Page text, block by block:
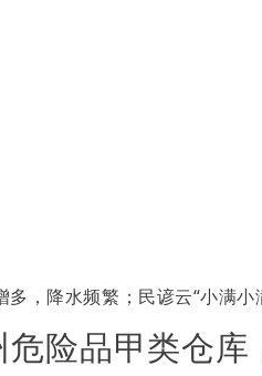
降水频繁；民谚云“小满小
险品甲类仓